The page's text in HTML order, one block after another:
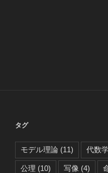
タグ
モデル理論 (11) 代数学
公理 (10) 写像 (4)